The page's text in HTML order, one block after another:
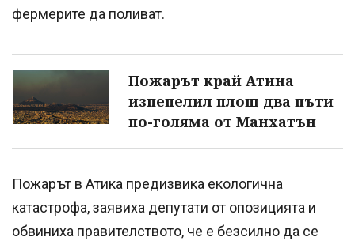
фермерите да поливат.
Пожарът край Атина
изпепелил площ два пъти
по-голяма от Манхатън
Пожарът в Атика предизвика екологична
катастрофа, заявиха депутати от опозицията и
обвиниха правителството, че е безсилно да се